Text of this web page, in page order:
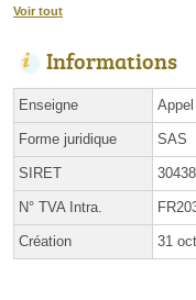
Voir tout
Informations
Enseigne Appel
Forme juridique SAS
SIRET
N° TVA Intra.
Création 31